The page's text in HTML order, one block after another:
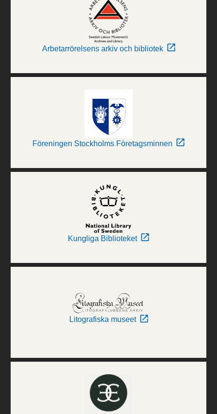
Arbetarrörelsens arkiv och bibliotek
Föreningen Stockholms Företagsminnen
Kungliga Biblioteket
Litografiska museet